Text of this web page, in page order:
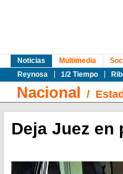
Noticias
Reynosa
1/2 Tiempo
Multimedia
Nacional /
Deja Juez en